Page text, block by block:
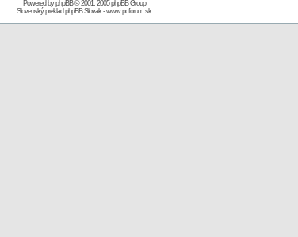
Powered byphpBB© 2001, 2005 phpBB Group
Slovenský preklad phpBB Slovak-www.pcforum.sk